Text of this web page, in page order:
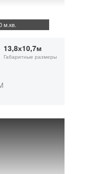
м.кв.
13,8х10,7м
Габаритные размеры